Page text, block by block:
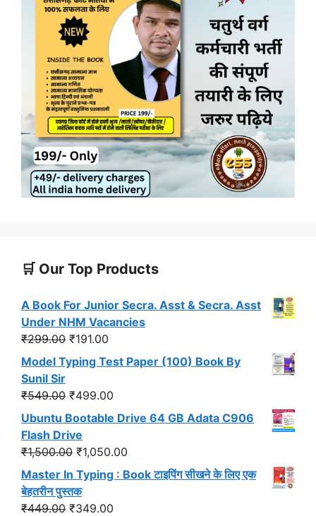
🛒 Our Top Products
A Book For Junior Secra. Asst & Secra. Asst
Under NHM Vacancies
₹299.00 Original
price
was:
₹299.00.
₹191.00
price
is:
₹191.00.
Model Typing Test Paper (100) Book By
Sunil Sir
₹549.00 Original
price
was:
₹549.00.
₹499.00
price
is:
₹499.00.
Ubuntu Bootable Drive 64 GB Adata C906
Flash Drive
₹1,500.00 Original
price
was:
₹1,500.00.
₹1,050.00
price
is:
Master In Typing : Book टाइपिंग सीखने के लिए एक
बेहतरीन पुस्तक
₹449.00 Original
₹349.00